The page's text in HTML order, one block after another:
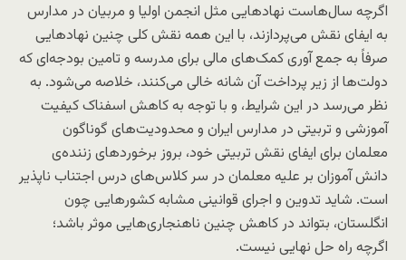
اگرچه سال‌هاست نهادهایی مثل انجمن اولیا و مربیان در مدارس
به ایفای نقش می‌پردازند، با این همه‌ نقش کلی چنین نهادهایی
صرفاً به جمع آوری کمک‌های مالی برای مدرسه و تامین بودجه‌ای که
دولت‌ها از زیر پرداخت آن شانه خالی می‌کنند، خلاصه می‌شود. به
نظر می‌رسد در این شرایط، و با توجه به کاهش اسفناک کیفیت
آموزشی و تربیتی در مدارس ایران و محدودیت‌های گوناگون
معلمان برای ایفای نقش تربیتی خود، بروز برخوردهای زننده‌ی
دانش آموزان بر علیه معلمان در سر کلاس‌های درس اجتناب ناپذیر
است. شاید تدوین و اجرای قوانینی مشابه کشورهایی چون
انگلستان، بتواند در کاهش چنین ناهنجاری‌هایی موثر باشد؛
اگرچه راه حل نهایی نیست.